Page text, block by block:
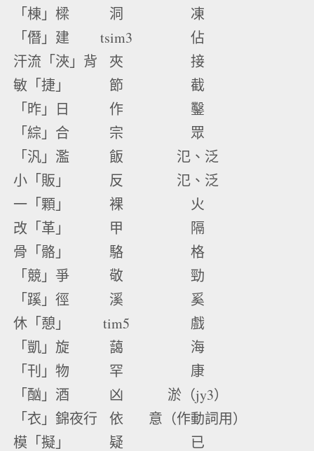
「棟」樑
洞
凍
「僭」建
tsim3
佔
汗流「浹」背
夾
接
敏「捷」
節
截
「昨」日
作
鑿
「綜」合
宗
眾
「汎」濫
飯
氾、泛
小「販」
反
氾、泛
一「顆」
裸
火
改「革」
甲
隔
骨「骼」
駱
格
「競」爭
敬
勁
「蹊」徑
溪
奚
休「憩」
tim5
戲
「凱」旋
藹
海
「刊」物
罕
康
「酗」酒
凶
淤（jy3）
「衣」錦夜行
依
意（作動詞用）
模「擬」
疑
已